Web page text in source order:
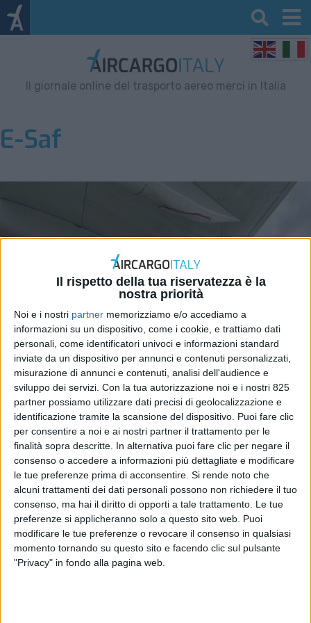
Il rispetto della tua riservatezza è la
nostra priorità
Noi e i nostri partner memorizziamo e/o accediamo a
informazioni su un dispositivo, come i cookie, e trattiamo dati
personali, come identificatori univoci e informazioni standard
inviate da un dispositivo per annunci e contenuti personalizzati,
misurazione di annunci e contenuti, analisi dell'audience e
sviluppo dei servizi. Con la tua autorizzazione noi e i nostri 825
partner possiamo utilizzare dati precisi di geolocalizzazione e
identificazione tramite la scansione del dispositivo. Puoi fare clic
per consentire a noi e ai nostri partner il trattamento per le
finalità sopra descritte. In alternativa puoi fare clic per negare il
consenso o accedere a informazioni più dettagliate e modificare
le tue preferenze prima di acconsentire. Si rende noto che
alcuni trattamenti dei dati personali possono non richiedere il tuo
consenso, ma hai il diritto di opporti a tale trattamento. Le tue
preferenze si applicheranno solo a questo sito web. Puoi
modificare le tue preferenze o revocare il consenso in qualsiasi
momento tornando su questo sito e facendo clic sul pulsante
"Privacy" in fondo alla pagina web.
Il giornale online del trasporto aereo merci in Italia
E-Saf
Anche il 2026 un anno
“deludente per la produzione
di carburante Saf”
RICERCHE & STUDI 8 GIUGNO 2026